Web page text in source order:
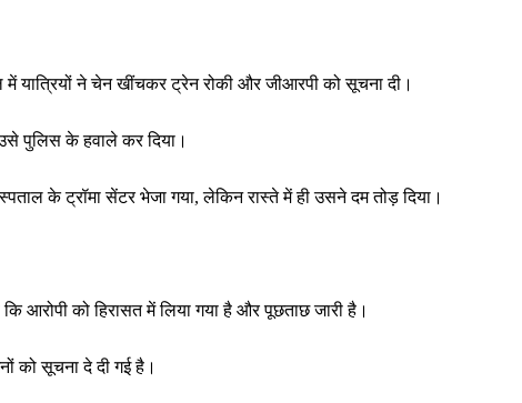
यात्रियों ने चेन खींचकर ट्रेन रोकी और जीआरपी को सूचना दी।
पुलिस के हवाले कर दिया।
के ट्रॉमा सेंटर भेजा गया, लेकिन रास्ते में ही उसने दम तोड़ दिया।
आरोपी को हिरासत में लिया गया है और पूछताछ जारी है।
को सूचना दे दी गई है।